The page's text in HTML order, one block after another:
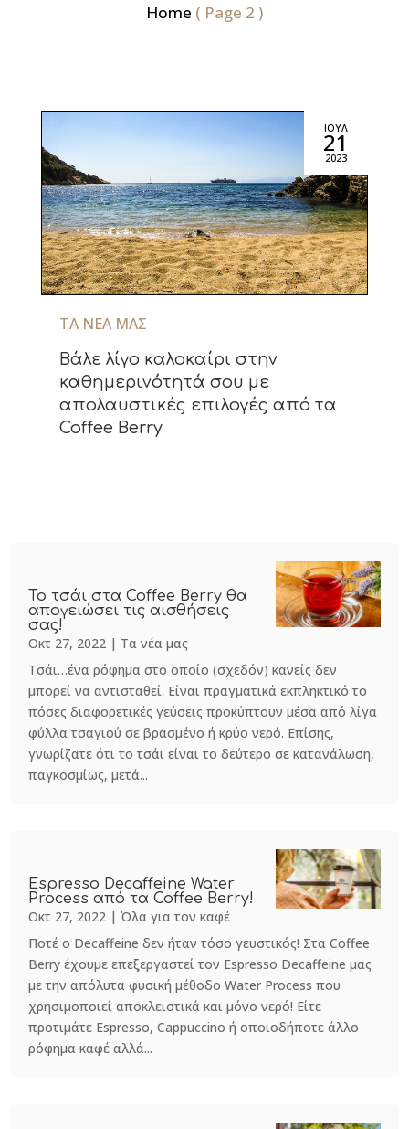
Home ( Page 2 )
ΙΟΎΛ
21
2023
ΤΑ ΝΈΑ ΜΑΣ
Βάλε λίγο καλοκαίρι στην
καθημερινότητά σου με
απολαυστικές επιλογές από τα
Coffee Berry
Το τσάι στα Coffee Berry θα
απογειώσει τις αισθήσεις
σας!
Οκτ 27, 2022 | Τα νέα μας
Τσάι…ένα ρόφημα στο οποίο (σχεδόν) κανείς δεν
μπορεί να αντισταθεί. Είναι πραγματικά εκπληκτικό το
πόσες διαφορετικές γεύσεις προκύπτουν μέσα από λίγα
φύλλα τσαγιού σε βρασμένο ή κρύο νερό. Επίσης,
γνωρίζατε ότι το τσάι είναι το δεύτερο σε κατανάλωση,
παγκοσμίως, μετά...
Espresso Decaffeine Water
Process από τα Coffee Berry!
Οκτ 27, 2022 |Όλα για τον καφέ
Ποτέ ο Decaffeine δεν ήταν τόσο γευστικός! Στα Coffee
Berry έχουμε επεξεργαστεί τον Espresso Decaffeine μας
με την απόλυτα φυσική μέθοδο Water Process που
χρησιμοποιεί αποκλειστικά και μόνο νερό! Είτε
προτιμάτε Espresso, Cappuccino ή οποιοδήποτε άλλο
ρόφημα καφέ αλλά...